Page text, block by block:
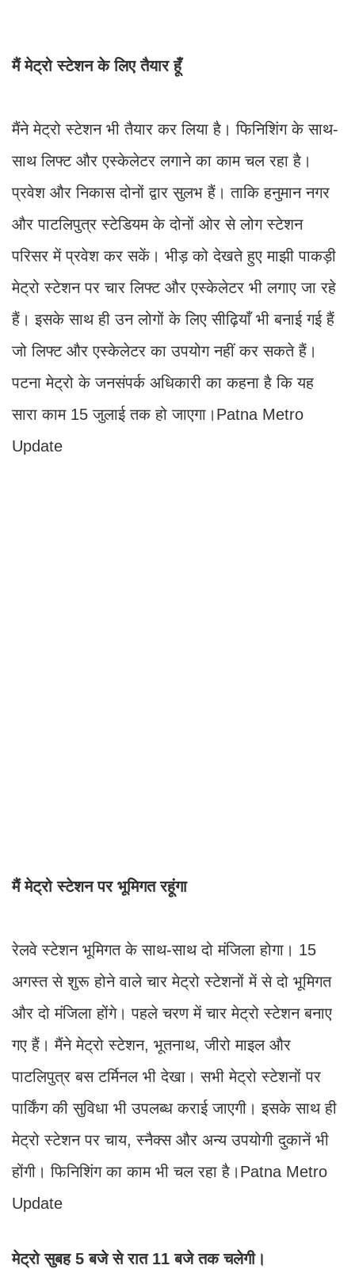
मैं मेट्रो स्टेशन के लिए तैयार हूँ
मैंने मेट्रो स्टेशन भी तैयार कर लिया है। फिनिशिंग के साथ-
साथ लिफ्ट और एस्केलेटर लगाने का काम चल रहा है।
प्रवेश और निकास दोनों द्वार सुलभ हैं। ताकि हनुमान नगर
और पाटलिपुत्र स्टेडियम के दोनों ओर से लोग स्टेशन
परिसर में प्रवेश कर सकें। भीड़ को देखते हुए माझी पाकड़ी
मेट्रो स्टेशन पर चार लिफ्ट और एस्केलेटर भी लगाए जा रहे
हैं। इसके साथ ही उन लोगों के लिए सीढ़ियाँ भी बनाई गई हैं
जो लिफ्ट और एस्केलेटर का उपयोग नहीं कर सकते हैं।
पटना मेट्रो के जनसंपर्क अधिकारी का कहना है कि यह
सारा काम 15 जुलाई तक हो जाएगा।Patna Metro
Update
मैं मेट्रो स्टेशन पर भूमिगत रहूंगा
रेलवे स्टेशन भूमिगत के साथ-साथ दो मंजिला होगा। 15
अगस्त से शुरू होने वाले चार मेट्रो स्टेशनों में से दो भूमिगत
और दो मंजिला होंगे। पहले चरण में चार मेट्रो स्टेशन बनाए
गए हैं। मैंने मेट्रो स्टेशन, भूतनाथ, जीरो माइल और
पाटलिपुत्र बस टर्मिनल भी देखा। सभी मेट्रो स्टेशनों पर
पार्किंग की सुविधा भी उपलब्ध कराई जाएगी। इसके साथ ही
मेट्रो स्टेशन पर चाय, स्नैक्स और अन्य उपयोगी दुकानें भी
होंगी। फिनिशिंग का काम भी चल रहा है।Patna Metro
Update
मेट्रो सुबह 5 बजे से रात 11 बजे तक चलेगी।